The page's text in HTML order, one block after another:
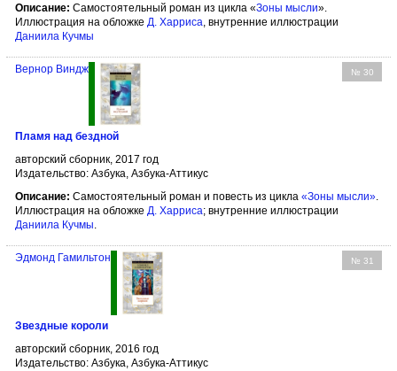
Описание: Самостоятельный роман из цикла «Зоны мысли».
Иллюстрация на обложке Д. Харриса , внутренние иллюстрации
Даниила Кучмы
№ 30
Вернор Виндж
Пламя над бездной
авторский сборник, 2017 год
Издательство: Азбука, Азбука-Аттикус
Описание: Самостоятельный роман и повесть из цикла «Зоны мысли».
Иллюстрация на обложке Д. Харриса; внутренние иллюстрации
Даниила Кучмы.
№ 31
Эдмонд Гамильтон
Звездные короли
авторский сборник, 2016 год
Издательство: Азбука, Азбука-Аттикус